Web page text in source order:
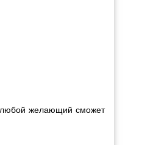
любой желающий сможет